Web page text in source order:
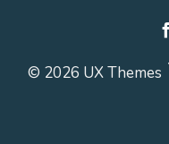
© 2026 UX Themes